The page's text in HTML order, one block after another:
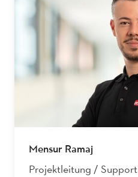
Mensur Ramaj
Projektleitung / Support